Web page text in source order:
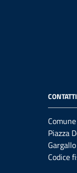
CONTATTI
Piazza
Codice